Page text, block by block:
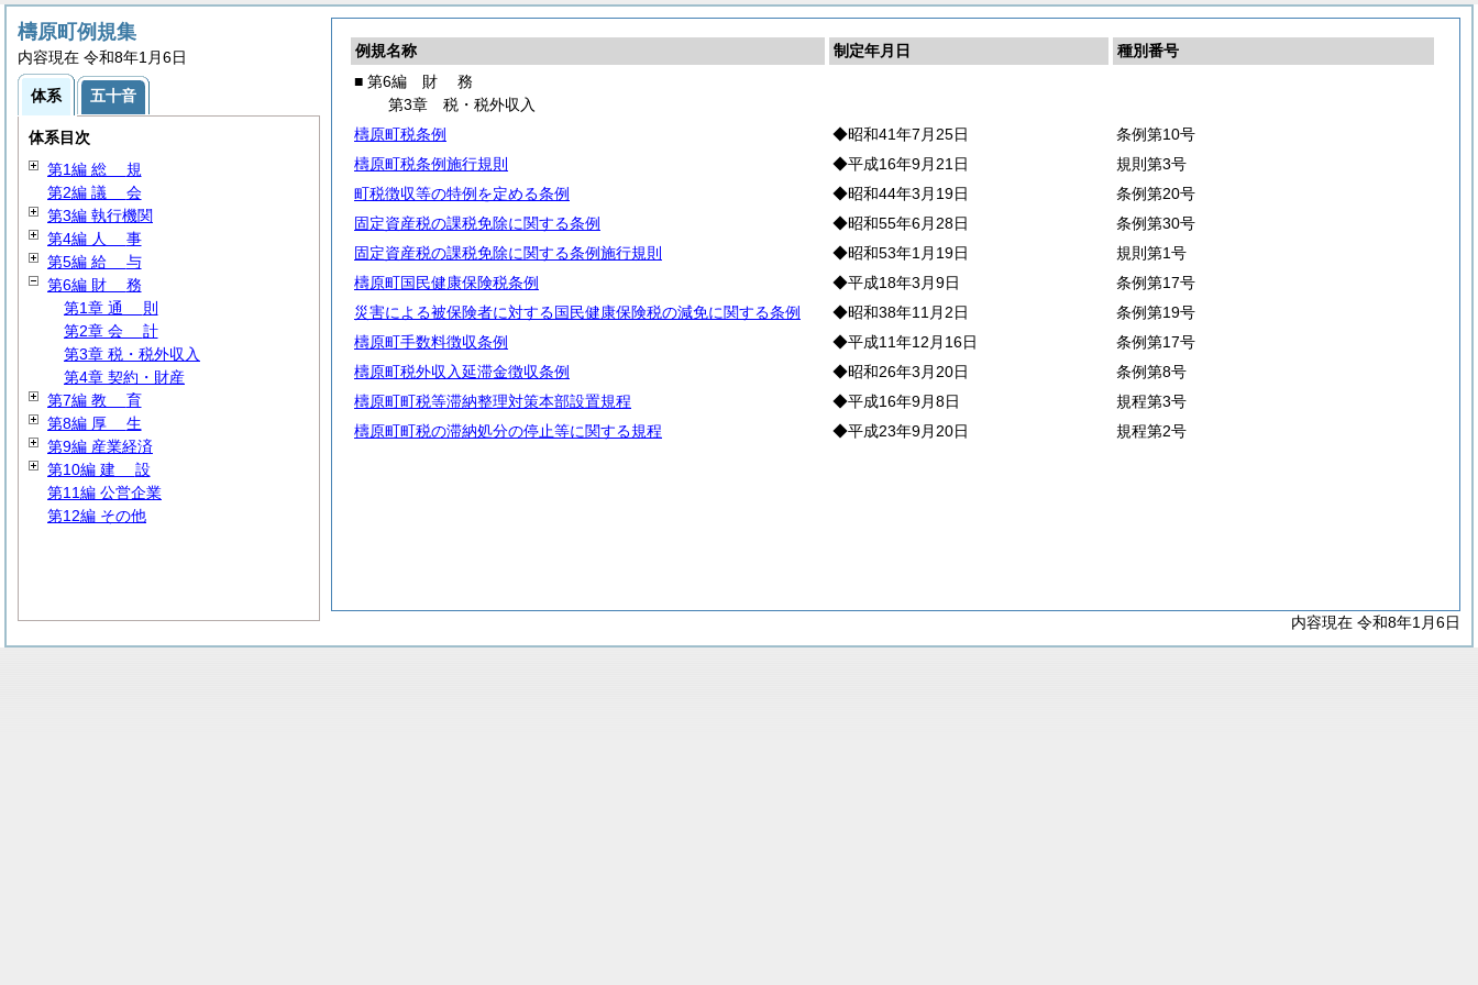
例規名称 制定年月日
種別番号
■ 第6編 財 務
第3章 税・税外収入
檮原町税条例
◆昭和41年7月25日
条例第10号
檮原町税条例施行規則
◆平成16年9月21日
規則第3号
町税徴収等の特例を定める条例
◆昭和44年3月19日
条例第20号
固定資産税の課税免除に関する条例
◆昭和55年6月28日
条例第30号
固定資産税の課税免除に関する条例施行規則
◆昭和53年1月19日
規則第1号
檮原町国民健康保険税条例
◆平成18年3月9日
条例第17号
災害による被保険者に対する国民健康保険税の減免に関する条例
◆昭和38年11月2日
条例第19号
檮原町手数料徴収条例
◆平成11年12月16日
条例第17号
檮原町税外収入延滞金徴収条例
◆昭和26年3月20日
条例第8号
檮原町町税等滞納整理対策本部設置規程
◆平成16年9月8日
規程第3号
檮原町町税の滞納処分の停止等に関する規程
◆平成23年9月20日 規程第2号
内容現在 令和8年1月6日
檮原町例規集
内容現在 令和8年1月6日
体系 五十音
体系目次
第1編 総 規
第2編 議 会
第3編 執行機関
第4編 人 事
第5編 給 与
第6編 財 務
第1章 通 則
第2章 会 計
第3章 税・税外収入
第4章 契約・財産
第7編 教 育
第8編 厚 生
第9編 産業経済
第10編 建 設
第11編 公営企業
第12編 その他